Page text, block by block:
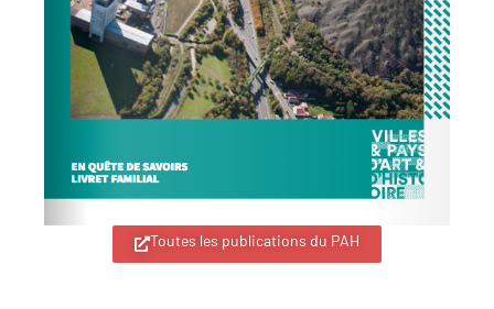
Toutes les publications du PAH